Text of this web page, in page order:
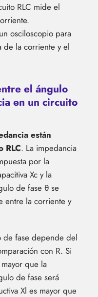
RLC mide el
osciloscopio para
de la corriente y el
el ángulo
en un circuito
están
RLC. La impedancia
por la
Xc y la
de fase θ se
entre la corriente y
de fase depende del
con R. Si
que la
de fase será
Xl es mayor que